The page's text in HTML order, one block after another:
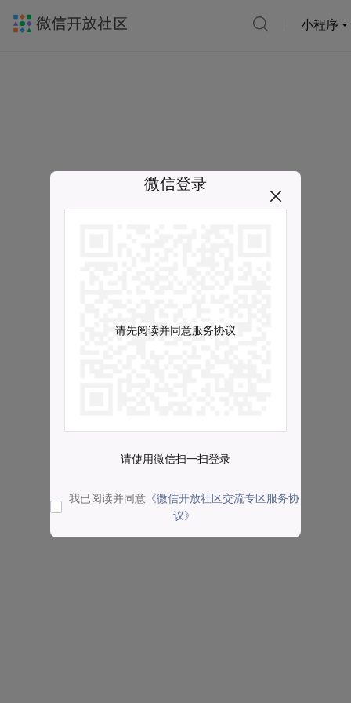
小程序
微信登录
请先阅读并同意服务协议
请使用微信扫一扫登录
我已阅读并同意 《微信开放社区交流专区服务协
议》